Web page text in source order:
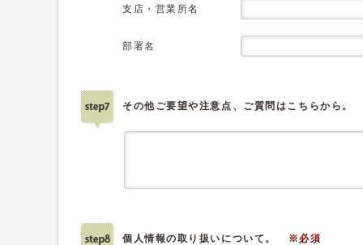
支店・営業所名
部署名
その他ご要望や注意点、ご質問はこちらから。
個人情報の取り扱いについて。 ※必須